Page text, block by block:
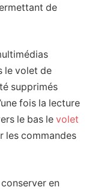
de
le volet de
supprimés
fois la lecture
le bas le volet
les commandes
en